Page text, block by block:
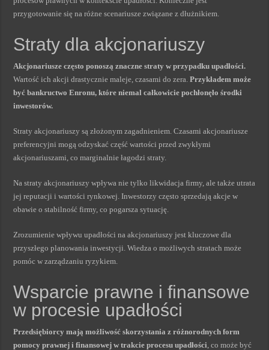
przygotowanie się na różne scenariusze związane z dłużnikiem.
Straty dla akcjonariuszy
Akcjonariusze często ponoszą znaczne straty w przypadku upadłości.
Wartość ich akcji drastycznie maleje, czasami do zera.Przykładem może
być bankructwo Enronu, które niemal całkowicie pochłonęło środki
inwestorów.
Straty akcjonariuszy są złożonym zagadnieniem. Czasami akcjonariusze
preferencyjni mogą odzyskać część wartości przed zwykłymi
akcjonariuszami, co marginalnie łagodzi straty.
Na straty akcjonariuszy wpływa nie tylko likwidacja firmy, ale także utrata
jej reputacji i wartości rynkowej. Inwestorzy często sprzedają akcje w
obawie o stabilność firmy, co pogarsza sytuację.
Zrozumienie wpływu upadłości na akcjonariuszy jest kluczowe dla
przyszłego planowania inwestycji. Wiedza o możliwych stratach może
pomóc w zarządzaniu ryzykiem.
Wsparcie prawne i finansowe
w procesie upadłości
Przedsiębiorcy mają możliwość skorzystania z różnorodnych form
pomocy prawnej i finansowej w trakcie procesu upadłości, co może być